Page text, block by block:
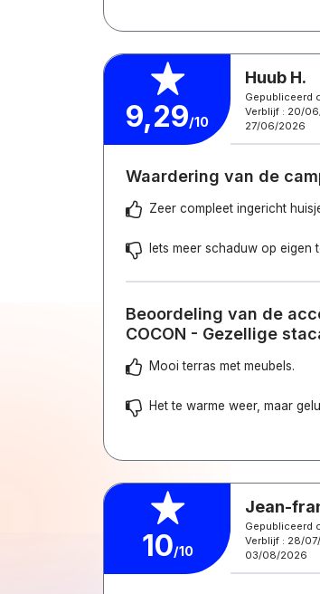
9,29/10
Huub H.
Gepubliceerd
Verblijf : 20/
27/06/2026
Waardering van de
Zeer compleet ingericht
Iets meer schaduw op eigen
Beoordeling van de
COCON - Gezellige
Mooi terras met meubels.
Het te warme weer, maar
10/10
Jean-
Gepubliceerd
Verblijf : 28/
03/08/2026